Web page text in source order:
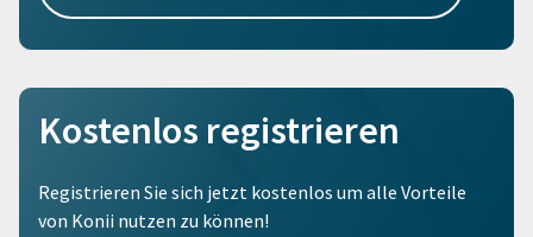
Kostenlos registrieren
Registrieren Sie sich jetzt kostenlos um alle Vorteile
von Konii nutzen zu können!